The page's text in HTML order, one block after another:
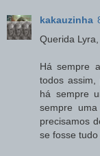
kakauzinha
Querida Lyra,
Há sempre
todos
há sempre
sempre
precisamos
se fosse